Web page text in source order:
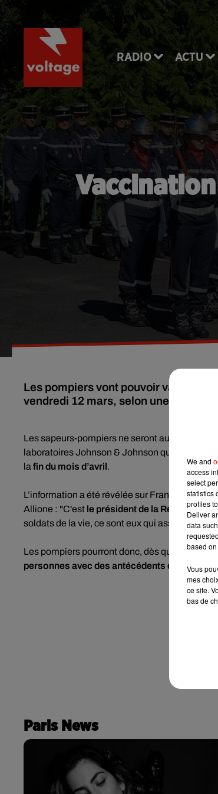
RADIO ACTU
Les pompiers vont pouvoir vacciner
vendredi 12 mars, selon une
Les sapeurs-pompiers ne seront autorisés à
laboratoires Johnson & Johnson qui vient de
la fin du mois d’avril.
L’information a été révélée sur France Bleu
Allione : "C'est le président de la République
soldats de la vie, ce sont eux qui assurent
Les pompiers pourront donc, dès que le
personnes avec des antécédents de
Paris News
We and
access
select
statistics
profiles
Deliver
data
based
Vous
mes
ce site.
bas de